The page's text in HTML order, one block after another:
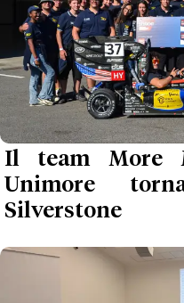
Il team More
Unimore
Silverstone